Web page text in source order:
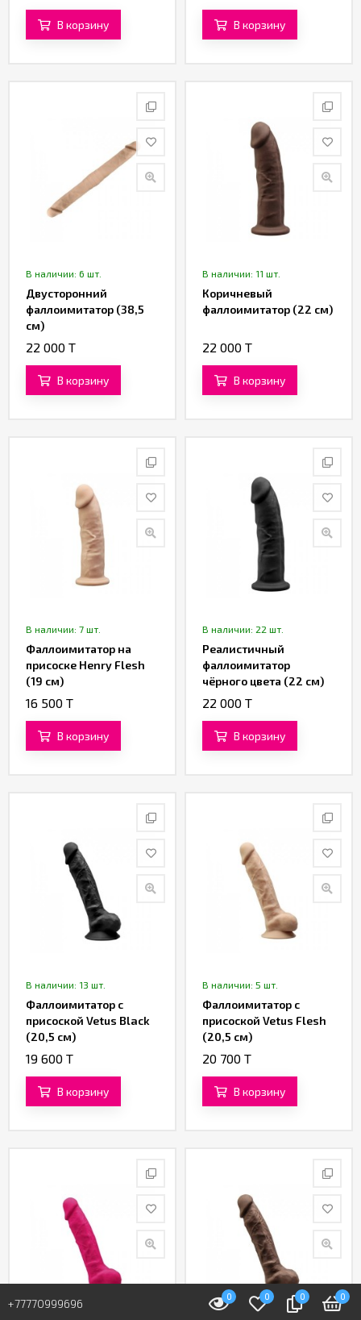
В корзину В корзину
В наличии: 6 шт.
Двусторонний
фаллоимитатор (38,5
см)
22 000 T
В корзину
В наличии: 11 шт.
Коричневый
фаллоимитатор (22 см)
22 000 T
В корзину
В наличии: 7 шт.
Фаллоимитатор на
присоске Henry Flesh
(19 см)
16 500 T
В корзину
В наличии: 22 шт.
Реалистичный
фаллоимитатор
чёрного цвета (22 см)
22 000 T
В корзину
В наличии: 13 шт.
Фаллоимитатор с
присоской Vetus Black
(20,5 см)
19 600 T
В корзину
В наличии: 5 шт.
Фаллоимитатор с
присоской Vetus Flesh
(20,5 см)
20 700 T
В корзину
0 0 0 0
+77770999696